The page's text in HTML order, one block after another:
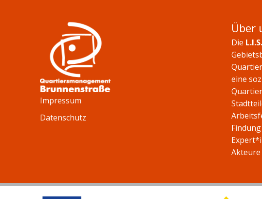
Impressum
Datenschutz
Über
Die
eine
Akteure